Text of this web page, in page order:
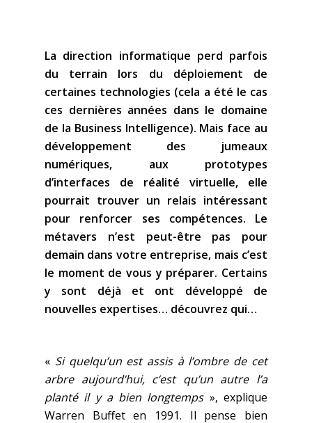
La direction informatique perd parfois
du terrain lors du déploiement de
certaines technologies (cela a été le cas
ces dernières années dans le domaine
de la Business Intelligence). Mais face au
développement des jumeaux
numériques, aux prototypes
d’interfaces de réalité virtuelle, elle
pourrait trouver un relais intéressant
pour renforcer ses compétences. Le
métavers n’est peut-être pas pour
demain dans votre entreprise, mais c’est
le moment de vous y préparer. Certains
y sont déjà et ont développé de
nouvelles expertises… découvrez qui…
« Si quelqu’un est assis à l’ombre de cet
arbre aujourd’hui, c’est qu’un autre l’a
planté il y a bien longtemps», explique
Warren Buffet en 1991. Il pense bien